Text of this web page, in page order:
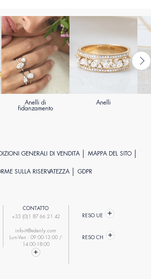
Anelli di
fidanzamento
Anelli
GENERALI DI VENDITA MAPPA DEL SITO
SULLA RISERVATEZZA GDPR
CONTATTO
+33 (0)1 87 66 21 42
info-it@edenly.com
Lun-Ven : 09:00-13:00 /
14:00-18:00
RESO UE
RESO CH